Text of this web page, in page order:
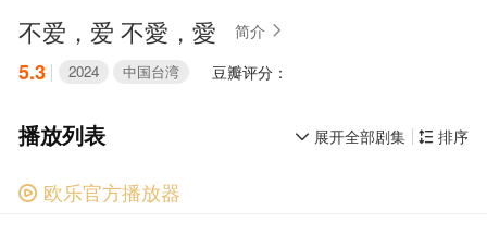
不爱，爱 不愛，愛 简介 
5.3 豆瓣评分：
2024 中国台湾
 排序
 展开全部剧集
播放列表
 欧乐官方播放器